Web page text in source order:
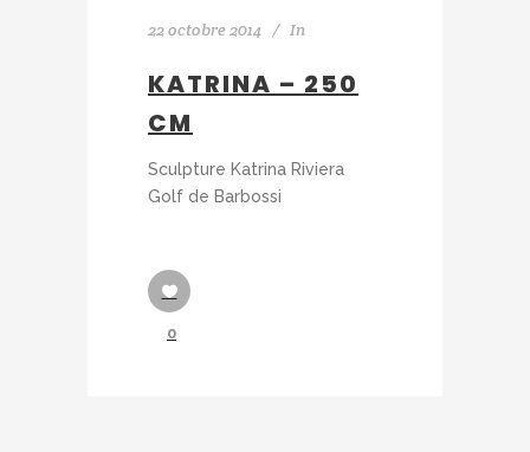
22 octobre 2014 In
KATRINA – 250
CM
Sculpture Katrina Riviera
Golf de Barbossi
0